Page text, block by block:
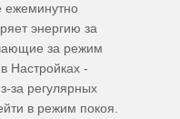
ежеминутно
энергию за
за режим
Настройках -
за регулярных
в режим покоя.